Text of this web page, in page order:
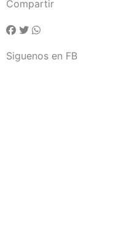
Compartir
Siguenos en FB